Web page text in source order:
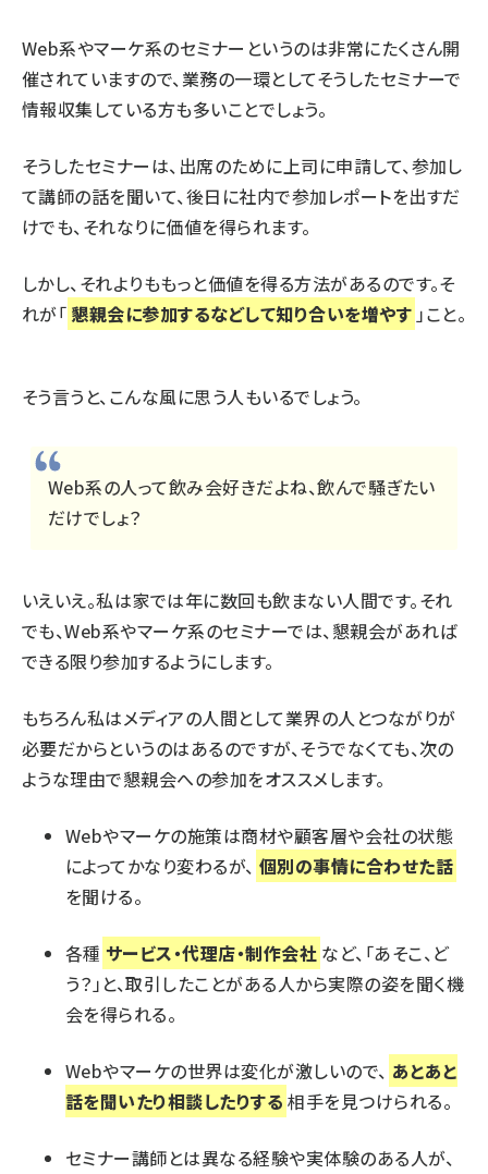
Web系やマーケ系のセミナーというのは非常にたくさん開
催されていますので、業務の一環としてそうしたセミナーで
情報収集している方も多いことでしょう。
そうしたセミナーは、出席のために上司に申請して、参加し
て講師の話を聞いて、後日に社内で参加レポートを出すだ
けでも、それなりに価値を得られます。
しかし、それよりももっと価値を得る方法があるのです。そ
れが「 懇親会に参加するなどして知り合いを増やす」こと。
そう言うと、こんな風に思う人もいるでしょう。
Web系の人って飲み会好きだよね、飲んで騒ぎたい
だけでしょ？
いえいえ。私は家では年に数回も飲まない人間です。それ
でも、Web系やマーケ系のセミナーでは、懇親会があれば
できる限り参加するようにします。
もちろん私はメディアの人間として業界の人とつながりが
必要だからというのはあるのですが、そうでなくても、次の
ような理由で懇親会への参加をオススメします。
Webやマーケの施策は商材や顧客層や会社の状態
によってかなり変わるが、 個別の事情に合わせた話
を聞ける。
各種 サービス・代理店・制作会社 など、「あそこ、ど
う？」と、取引したことがある人から実際の姿を聞く機
会を得られる。
Webやマーケの世界は変化が激しいので、 あとあと
話を聞いたり相談したりする 相手を見つけられる。
セミナー講師とは異なる経験や実体験のある人が、